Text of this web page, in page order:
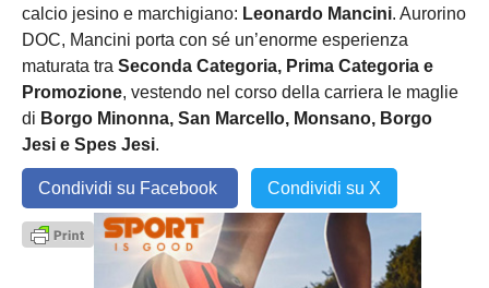
calcio jesino e marchigiano: Leonardo Mancini. Aurorino
DOC, Mancini porta con sé un’enorme esperienza
maturata tra Seconda Categoria, Prima Categoria e
Promozione, vestendo nel corso della carriera le maglie
di Borgo Minonna, San Marcello, Monsano, Borgo
Jesi e Spes Jesi.
Condividi su Facebook Condividi su X